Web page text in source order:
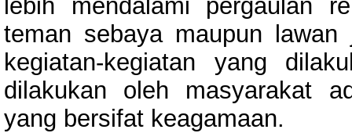
lebih mendalami pergaulan
teman sebaya maupun
kegiatan-kegiatan yang
dilakukan oleh masyarakat
yang bersifat keagamaan.